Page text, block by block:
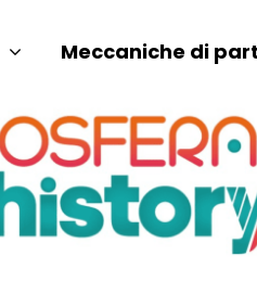
Meccaniche di